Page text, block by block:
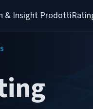
& Insight Prodotti